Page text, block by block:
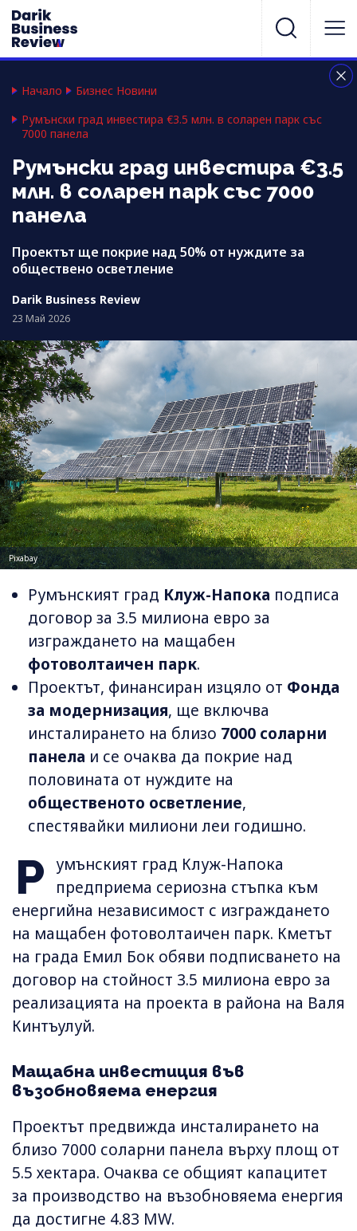
Начало
Бизнес Новини
Румънски град инвестира €3.5 млн. в соларен парк със
7000 панела
Румънски град инвестира €3.5
млн. в соларен парк със 7000
панела
Проектът ще покрие над 50% от нуждите за
обществено осветление
Darik Business Review
23 Май 2026
Pixabay
Румънският град Клуж-Напока подписа
договор за 3.5 милиона евро за
изграждането на мащабен
фотоволтаичен парк.
Проектът, финансиран изцяло от Фонда
за модернизация, ще включва
инсталирането на близо 7000 соларни
панела и се очаква да покрие над
половината от нуждите на
общественото осветление,
спестявайки милиони леи годишно.
Р
умънският град Клуж-Напока
предприема сериозна стъпка към
енергийна независимост с изграждането
на мащабен фотоволтаичен парк. Кметът
на града Емил Бок обяви подписването на
договор на стойност 3.5 милиона евро за
реализацията на проекта в района на Валя
Кинтъулуй.
Мащабна инвестиция във
възобновяема енергия
Проектът предвижда инсталирането на
близо 7000 соларни панела върху площ от
5.5 хектара. Очаква се общият капацитет
за производство на възобновяема енергия
да достигне 4.83 MW.